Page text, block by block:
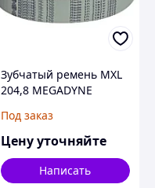
Зубчатый ремень MXL
204,8 MEGADYNE
Под заказ
Цену уточняйте
Написать